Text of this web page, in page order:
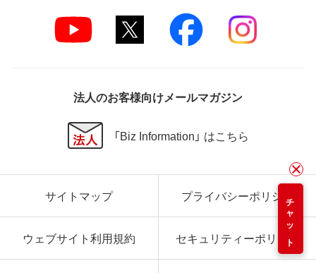
チャット
法人のお客様向けメールマガジン
「Biz Information」 はこちら
サイトマップ プライバシーポリシー
ウェブサイト利用規約 セキュリティーポリシー